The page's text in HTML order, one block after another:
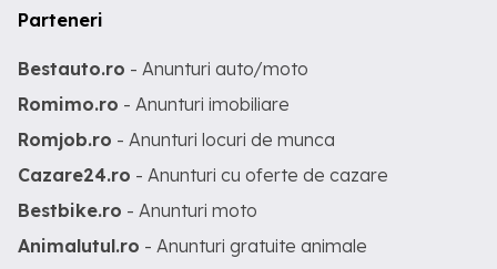
Parteneri
Bestauto.ro - Anunturi auto/moto
Romimo.ro - Anunturi imobiliare
Romjob.ro - Anunturi locuri de munca
Cazare24.ro - Anunturi cu oferte de cazare
Bestbike.ro - Anunturi moto
Animalutul.ro - Anunturi gratuite animale